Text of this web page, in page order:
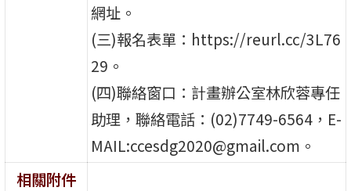
網址。
(三)報名表單：https://reurl.cc/3L76
29。
(四)聯絡窗口：計畫辦公室林欣蓉專任
助理，聯絡電話：(02)7749-6564，E-
MAIL:ccesdg2020@gmail.com。
相關附件